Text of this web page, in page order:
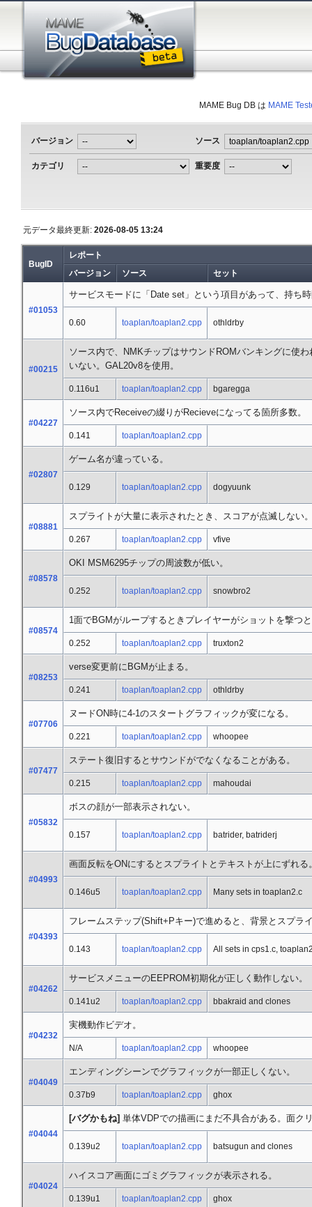
MAME Bug DB は MAME
バージョン ソース
カテゴリ 重要度
元データ最終更新: 2026-08-05 13:24
BugID
レポート
バージョン
ソース セット
#01053
サービスモードに「Date set」という項目があって、持ち
0.60 toaplan/toaplan2.cpp othldrby
#00215
ソース内で、NMKチップはサウンドROMバンキングに使
いない。GAL20v8を使用。
0.116u1 toaplan/toaplan2.cpp bgaregga
#04227
ソース内でReceiveの綴りがRecieveになってる箇所多数。
0.141 toaplan/toaplan2.cpp
#02807
ゲーム名が違っている。
0.129 toaplan/toaplan2.cpp dogyuunk
#08881
スプライトが大量に表示されたとき、スコアが点滅しない
0.267 toaplan/toaplan2.cpp vfive
#08578
OKI MSM6295チップの周波数が低い。
0.252 toaplan/toaplan2.cpp snowbro2
#08574
1面でBGMがループするときプレイヤーがショットを撃つ
0.252 toaplan/toaplan2.cpp truxton2
#08253
verse変更前にBGMが止まる。
0.241 toaplan/toaplan2.cpp othldrby
#07706
ヌードON時に4-1のスタートグラフィックが変になる。
0.221 toaplan/toaplan2.cpp whoopee
#07477
ステート復旧するとサウンドがでなくなることがある。
0.215 toaplan/toaplan2.cpp mahoudai
#05832
ボスの顔が一部表示されない。
0.157 toaplan/toaplan2.cpp batrider, batriderj
#04993
画面反転をONにするとスプライトとテキストが上にずれる
0.146u5 toaplan/toaplan2.cpp Many sets in toaplan2.c
#04393
フレームステップ(Shift+Pキー)で進めると、背景とスプラ
0.143 toaplan/toaplan2.cpp All sets in cps1.c,
#04262
サービスメニューのEEPROM初期化が正しく動作しない。
0.141u2 toaplan/toaplan2.cpp bbakraid and clones
#04232
実機動作ビデオ。
N/A toaplan/toaplan2.cpp whoopee
#04049
エンディングシーンでグラフィックが一部正しくない。
0.37b9 toaplan/toaplan2.cpp ghox
#04044
[バグかもね] 単体VDPでの描画にまだ不具合がある。面ク
0.139u2 toaplan/toaplan2.cpp batsugun and clones
#04024
ハイスコア画面にゴミグラフィックが表示される。
0.139u1 toaplan/toaplan2.cpp ghox